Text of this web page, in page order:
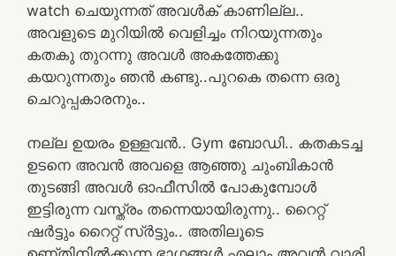
watch ചെയുന്നത് അവൾക് കാണില്ല..
അവളുടെ മുറിയിൽ വെളിച്ചം നിറയുന്നതും
കതകു തുറന്നു അവൾ അകത്തേക്കു
കയറുന്നതും ഞൻ കണ്ടു..പുറകെ തന്നെ ഒരു
ചെറുപ്പകാരനും..
നല്ല ഉയരം ഉള്ളവൻ.. Gym ബോഡി.. കതകടച്ച
ഉടനെ അവൻ അവളെ ആഞ്ഞു ചുംബികാൻ
തുടങ്ങി അവൾ ഓഫീസിൽ പോകുമ്പോൾ
ഇട്ടിരുന്ന വസ്ത്രം തന്നെയായിരുന്നു.. റൈറ്റ്
ഷർട്ടും റൈറ്റ് സ്‌ർട്ടും.. അതിലൂടെ